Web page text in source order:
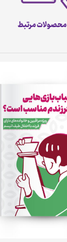
محصولات مرتبط
ثبت سفارش